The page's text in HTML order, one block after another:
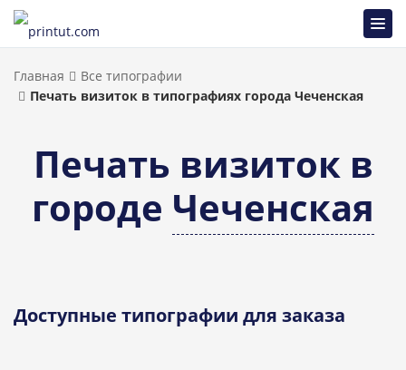
Главная
Все типографии
Печать визиток в типографиях города Чеченская
Печать визиток в
городе Чеченская
Доступные типографии для заказа